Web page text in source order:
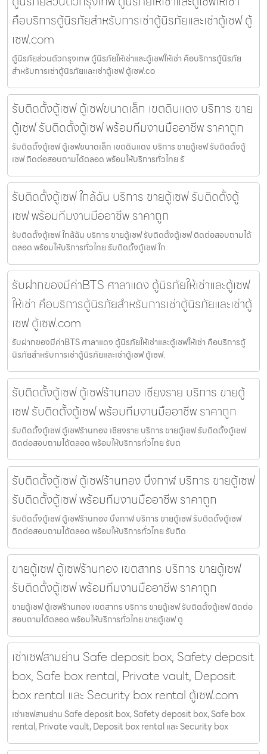
คือบริการตู้นิรภัยสำหรับการเช่าตู้นิรภัยและเช่าตู้เซฟ ตู้
เซฟ.com
ตู้นิรภัยส่วนตัวกรุงเทพ ตู้นิรภัยให้เช่าและตู้เซฟให้เช่า คือบริการตู้นิรภัย
สำหรับการเช่าตู้นิรภัยและเช่าตู้เซฟ ตู้เซฟ.co
รับติดตั้งตู้เซฟ ตู้เซฟขนาดเล็ก เขตดินแดง บริการ ขาย
ตู้เซฟ รับติดตั้งตู้เซฟ พร้อมทีมงานมืออาชีพ ราคาถูก
รับติดตั้งตู้เซฟ ตู้เซฟขนาดเล็ก เขตดินแดง บริการ ขายตู้เซฟ รับติดตั้งตู้
เซฟ ติดต่อสอบถามได้ตลอด พร้อมให้บริการทั่วไทย รั
รับติดตั้งตู้เซฟ ใกล้ฉัน บริการ ขายตู้เซฟ รับติดตั้งตู้
เซฟ พร้อมทีมงานมืออาชีพ ราคาถูก
รับติดตั้งตู้เซฟ ใกล้ฉัน บริการ ขายตู้เซฟ รับติดตั้งตู้เซฟ ติดต่อสอบถามได้
ตลอด พร้อมให้บริการทั่วไทย รับติดตั้งตู้เซฟ ใก
รับฝากของมีค่าBTS ศาลาแดง ตู้นิรภัยให้เช่าและตู้เซฟ
ให้เช่า คือบริการตู้นิรภัยสำหรับการเช่าตู้นิรภัยและเช่าตู้
เซฟ ตู้เซฟ.com
รับฝากของมีค่าBTS ศาลาแดง ตู้นิรภัยให้เช่าและตู้เซฟให้เช่า คือบริการตู้
นิรภัยสำหรับการเช่าตู้นิรภัยและเช่าตู้เซฟ ตู้เซฟ.
รับติดตั้งตู้เซฟ ตู้เซฟร้านทอง เชียงราย บริการ ขายตู้
เซฟ รับติดตั้งตู้เซฟ พร้อมทีมงานมืออาชีพ ราคาถูก
รับติดตั้งตู้เซฟ ตู้เซฟร้านทอง เชียงราย บริการ ขายตู้เซฟ รับติดตั้งตู้เซฟ
ติดต่อสอบถามได้ตลอด พร้อมให้บริการทั่วไทย รับต
รับติดตั้งตู้เซฟ ตู้เซฟร้านทอง บึงกาฬ บริการ ขายตู้เซฟ
รับติดตั้งตู้เซฟ พร้อมทีมงานมืออาชีพ ราคาถูก
รับติดตั้งตู้เซฟ ตู้เซฟร้านทอง บึงกาฬ บริการ ขายตู้เซฟ รับติดตั้งตู้เซฟ
ติดต่อสอบถามได้ตลอด พร้อมให้บริการทั่วไทย รับติด
ขายตู้เซฟ ตู้เซฟร้านทอง เขตสาทร บริการ ขายตู้เซฟ
รับติดตั้งตู้เซฟ พร้อมทีมงานมืออาชีพ ราคาถูก
ขายตู้เซฟ ตู้เซฟร้านทอง เขตสาทร บริการ ขายตู้เซฟ รับติดตั้งตู้เซฟ ติดต่อ
สอบถามได้ตลอด พร้อมให้บริการทั่วไทย ขายตู้เซฟ ตู
เช่าเซฟสามย่าน Safe deposit box, Safety deposit
box, Safe box rental, Private vault, Deposit
box rental และ Security box rental ตู้เซฟ.com
เช่าเซฟสามย่าน Safe deposit box, Safety deposit box, Safe box
rental, Private vault, Deposit box rental และ Security box